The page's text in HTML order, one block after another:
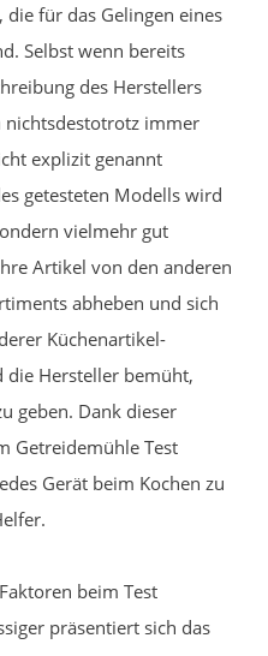
für das Gelingen eines
Selbst wenn bereits
des Herstellers
nichtsdestotrotz immer
explizit genannt
getesteten Modells wird
vielmehr gut
Artikel von den anderen
abheben und sich
Küchenartikel-
die Hersteller bemüht,
geben. Dank dieser
Getreidemühle Test
Gerät beim Kochen zu
beim Test
präsentiert sich das